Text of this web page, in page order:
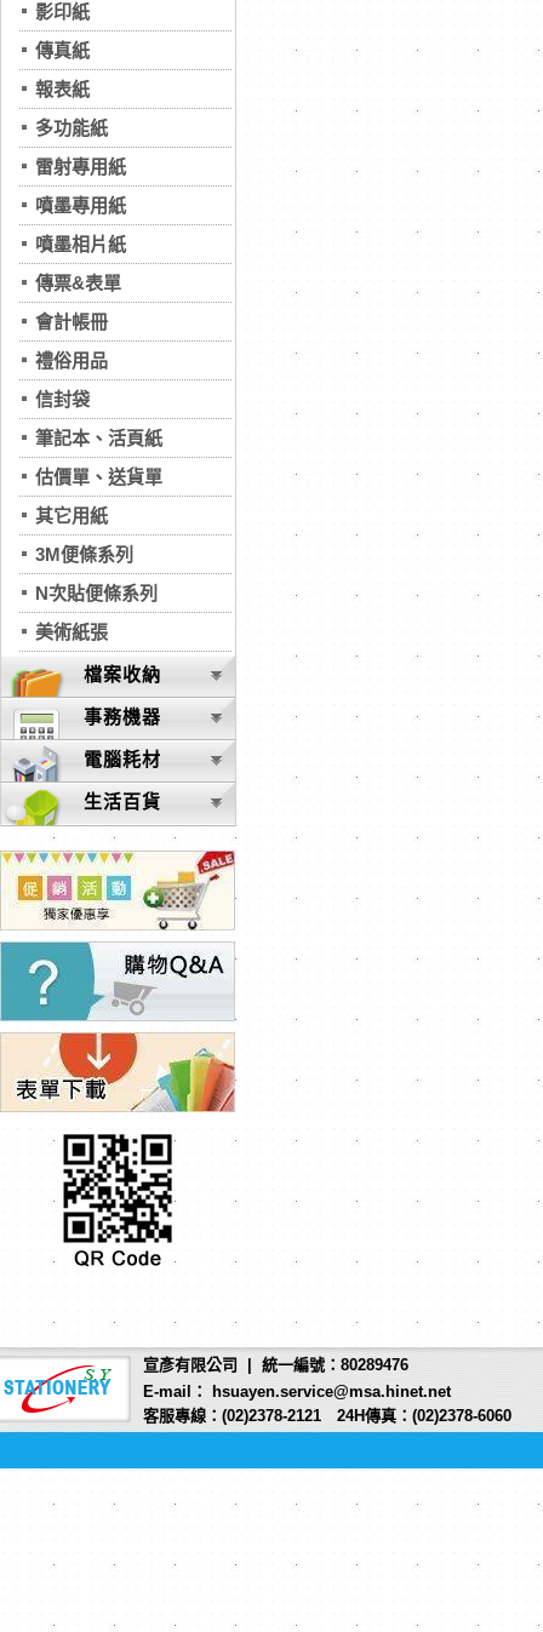
影印紙
傳真紙
報表紙
多功能紙
雷射專用紙
噴墨專用紙
噴墨相片紙
傳票&表單
會計帳冊
禮俗用品
信封袋
筆記本、活頁紙
估價單、送貨單
其它用紙
3M便條系列
N次貼便條系列
美術紙張
檔案收納
事務機器
電腦耗材
生活百貨
宣彥有限公司 | 統一編號：80289476
E-mail： hsuayen.service@msa.hinet.net
客服專線：(02)2378-2121 24H傳真：(02)2378-6060